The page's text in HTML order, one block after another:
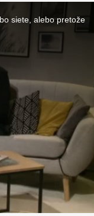
siete, alebo pretože